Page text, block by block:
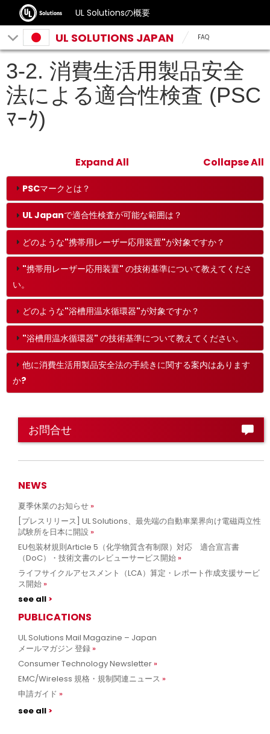
UL Solutionsの概要
UL SOLUTIONS JAPAN FAQ
3-2. 消費生活用製品安全
法による適合性検査 (PSC
ﾏｰｸ)
Expand All Collapse All
PSCマークとは？
UL Japanで適合性検査が可能な範囲は？
どのような"携帯用レーザー応用装置"が対象ですか？
"携帯用レーザー応用装置" の技術基準について教えてくださ
い。
どのような"浴槽用温水循環器"が対象ですか？
"浴槽用温水循環器" の技術基準について教えてください。
他に消費生活用製品安全法の手続きに関する案内はあります
か?
お問合せ
NEWS
夏季休業のお知らせ
[プレスリリース] UL Solutions、最先端の自動車業界向け電磁両立性
試験所を日本に開設
EU包装材規則Article 5（化学物質含有制限）対応 適合宣言書
（DoC）・技術文書のレビューサービス開始
ライフサイクルアセスメント（LCA）算定・レポート作成支援サービ
ス開始
see all
PUBLICATIONS
UL Solutions Mail Magazine – Japan
メールマガジン 登録
Consumer Technology Newsletter
EMC/Wireless 規格・規制関連ニュース
申請ガイド
see all